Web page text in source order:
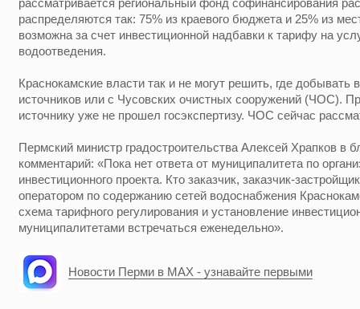
рассматривается региональный фонд софинансирования
распределяются так: 75% из краевого бюджета и 25% из
возможна за счет инвестиционной надбавки к тарифу на
водоотведения.
Краснокамские власти так и не могут решить, где добывать
источников или с Чусовских очистных сооружений (ЧОС).
источнику уже не прошел госэкспертизу. ЧОС сейчас
Пермский министр градостроительства Алексей Храпков в
комментарий: «Пока нет ответа от муниципалитета по
инвестиционного проекта. Кто заказчик, заказчик-
оператором по содержанию сетей водоснабжения
схема тарифного регулирования и установление
муниципалитетами встречаться еженедельно».
Новости Перми в MAX - узнавайте первыми